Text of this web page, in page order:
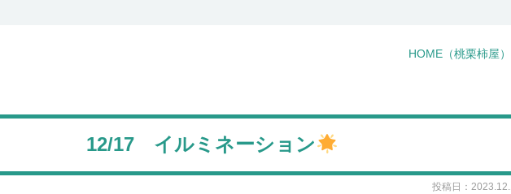
HOME （桃栗柿屋）
12/17 イルミネーション
投稿日：